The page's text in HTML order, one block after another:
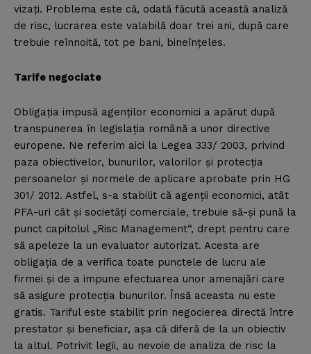
vizaţi. Problema este că, odată făcută această analiză
de risc, lucrarea este valabilă doar trei ani, după care
trebuie reînnoită, tot pe bani, bineînţeles.
Tarife negociate
Obligaţia impusă agenţilor economici a apărut după
transpunerea în legislaţia română a unor directive
europene. Ne referim aici la Legea 333/ 2003, privind
paza obiectivelor, bunurilor, valorilor şi protecţia
persoanelor şi normele de aplicare aprobate prin HG
301/ 2012. Astfel, s-a stabilit că agenţii economici, atât
PFA-uri cât şi societăţi comerciale, trebuie să-şi pună la
punct capitolul „Risc Management“, drept pentru care
să apeleze la un evaluator autorizat. Acesta are
obligaţia de a verifica toate punctele de lucru ale
firmei şi de a impune efectuarea unor amenajări care
să asigure protecţia bunurilor. Însă aceasta nu este
gratis. Tariful este stabilit prin negocierea directă între
prestator şi beneficiar, aşa că diferă de la un obiectiv
la altul. Potrivit legii, au nevoie de analiza de risc la